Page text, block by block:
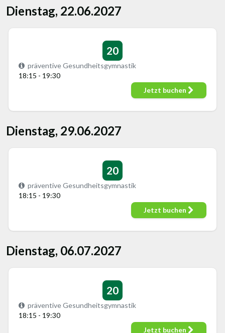
Dienstag, 22.06.2027
20
präventive Gesundheitsgymnastik
18:15 - 19:30
Jetzt buchen
Dienstag, 29.06.2027
20
präventive Gesundheitsgymnastik
18:15 - 19:30
Jetzt buchen
Dienstag, 06.07.2027
20
präventive Gesundheitsgymnastik
18:15 - 19:30
Jetzt buchen